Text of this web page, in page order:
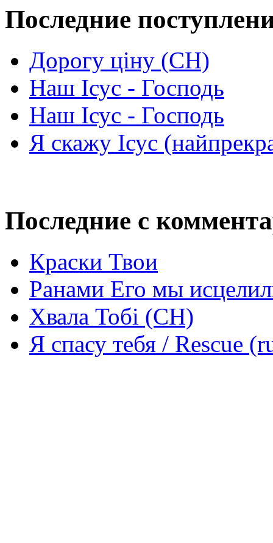
Последние
Дорогу ціну (СН)
Наш Ісус - Господь
Наш Ісус - Господь
Я скажу Ісус
Последние с
Краски Твои
Ранами Его мы
Хвала Тобі (СН)
Я спасу тебя / Rescue